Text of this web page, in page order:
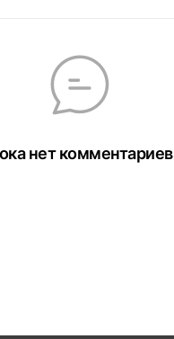
нет комментариев